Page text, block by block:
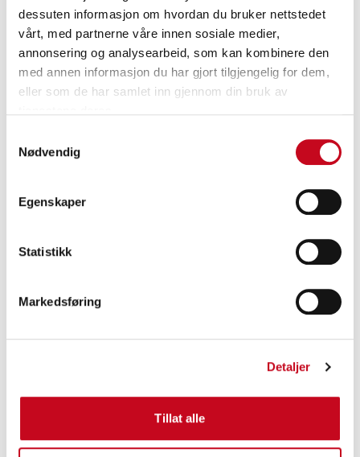
dessuten informasjon om hvordan du bruker nettstedet
vårt, med partnerne våre innen sosiale medier,
annonsering og analysearbeid, som kan kombinere den
med annen informasjon du har gjort tilgjengelig for dem,
eller som de har samlet inn gjennom din bruk av
Nødvendig
Egenskaper
Statistikk
Markedsføring
Detaljer
Tillat alle
christian@jpauto.no